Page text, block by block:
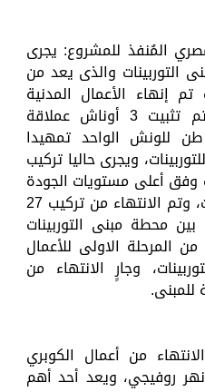
المُنفذ للمشروع: يجرى
التوربينات والذى يعد من
إنهاء الأعمال المدنية
لمبنى تجميع التوربينات، وتم تثبيت 3 أوناش عملاقة
وصلت حمولتها إلى 400 طن للونش الواحد تمهيدا
ويجرى حاليا تركيب
وفق أعلى مستويات الجودة
المطلوبة، وعددها 9 توربينات، وتم الانتهاء من تركيب 27
محطة مبنى التوربينات
المرحلة الاولى للأعمال
وجارٍ الانتهاء من
للمبنى.
من أعمال الكوبري
روفيجي، ويعد أحد أهم